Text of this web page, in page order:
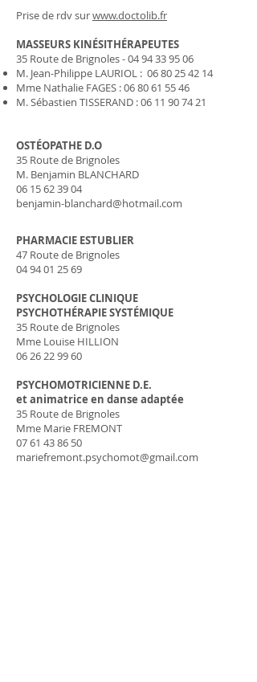
Prise de rdv surwww.doctolib.fr
MASSEURS KINÉSITHÉRAPEUTES
35 Route de Brignoles -04 94 33 95 06
M. Jean-Philippe LAURIOL : 06 80 25 42 14
Mme Nathalie FAGES :06 80 61 55 46
M. Sébastien TISSERAND :06 11 90 74 21
OSTÉOPATHE D.O
35 Route de Brignoles
M. Benjamin BLANCHARD
06 15 62 39 04
benjamin-blanchard@hotmail.com
PHARMACIE ESTUBLIER
47 Route de Brignoles
04 94 01 25 69
PSYCHOLOGIE CLINIQUE
PSYCHOTHÉRAPIE SYSTÉMIQUE
35 Route de Brignoles
Mme Louise HILLION
06 26 22 99 60
PSYCHOMOTRICIENNE D.E.
et animatrice en danse adaptée
35 Route de Brignoles
Mme Marie FREMONT
07 61 43 86 50
mariefremont.psychomot@gmail.com